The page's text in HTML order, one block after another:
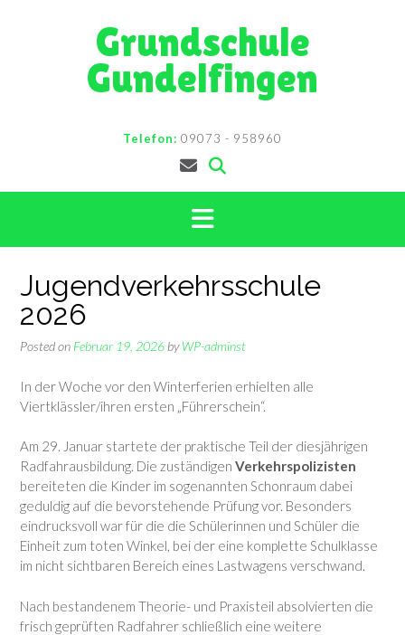
Grundschule
Gundelfingen
Telefon: 09073 - 958960
Jugendverkehrsschule
2026
Posted on Februar 19, 2026 byWP-adminst
In der Woche vor den Winterferien erhielten alle
Viertklässler/ihren ersten „Führerschein“.
Am 29. Januar startete der praktische Teil der diesjährigen
Radfahrausbildung. Die zuständigen Verkehrspolizisten
bereiteten die Kinder im sogenannten Schonraum dabei
geduldig auf die bevorstehende Prüfung vor. Besonders
eindrucksvoll war für die die Schülerinnen und Schüler die
Einheit zum toten Winkel, bei der eine komplette Schulklasse
im nicht sichtbaren Bereich eines Lastwagens verschwand.
Nach bestandenem Theorie- und Praxisteil absolvierten die
frisch geprüften Radfahrer schließlich eine weitere